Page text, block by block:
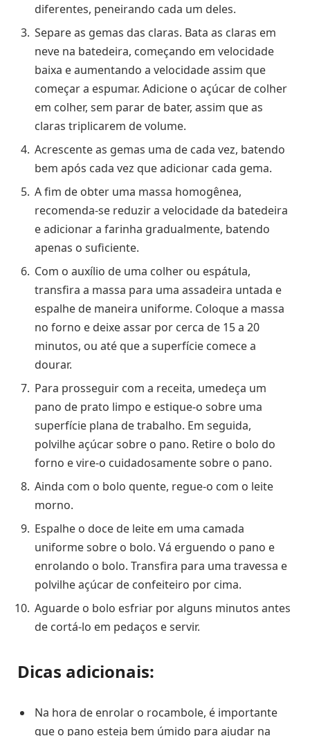
diferentes, peneirando cada um deles.
Separe as gemas das claras. Bata as claras em
neve na batedeira, começando em velocidade
baixa e aumentando a velocidade assim que
começar a espumar. Adicione o açúcar de colher
em colher, sem parar de bater, assim que as
claras triplicarem de volume.
Acrescente as gemas uma de cada vez, batendo
bem após cada vez que adicionar cada gema.
A fim de obter uma massa homogênea,
recomenda-se reduzir a velocidade da batedeira
e adicionar a farinha gradualmente, batendo
apenas o suficiente.
Com o auxílio de uma colher ou espátula,
transfira a massa para uma assadeira untada e
espalhe de maneira uniforme. Coloque a massa
no forno e deixe assar por cerca de 15 a 20
minutos, ou até que a superfície comece a
dourar.
Para prosseguir com a receita, umedeça um
pano de prato limpo e estique-o sobre uma
superfície plana de trabalho. Em seguida,
polvilhe açúcar sobre o pano. Retire o bolo do
forno e vire-o cuidadosamente sobre o pano.
Ainda com o bolo quente, regue-o com o leite
morno.
Espalhe o doce de leite em uma camada
uniforme sobre o bolo. Vá erguendo o pano e
enrolando o bolo. Transfira para uma travessa e
polvilhe açúcar de confeiteiro por cima.
Aguarde o bolo esfriar por alguns minutos antes
de cortá-lo em pedaços e servir.
Dicas adicionais:
Na hora de enrolar o rocambole, é importante
que o pano esteja bem úmido para ajudar na